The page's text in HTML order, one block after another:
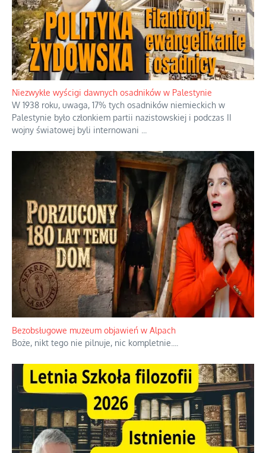
Szabla z kamieniem na czołgi
Startowaliśmy amatorami przeciwko już świetnie rozkręconej
armii weteranów, no i trzeba powiedzieć, że to jest głupi
pomysł...
Niezwykłe wyścigi dawnych osadników w Palestynie
W 1938 roku, uwaga, 17% tych osadników niemieckich w
Palestynie było członkiem partii nazistowskiej i podczas II
wojny światowej byli internowani...